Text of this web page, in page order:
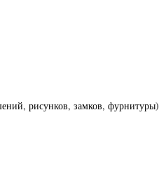
рисунков, замков, фурнитуры)